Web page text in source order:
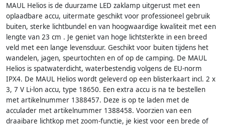
MAUL Helios is de duurzame LED zaklamp uitgerust met een
oplaadbare accu, uitermate geschikt voor professioneel gebruik
buiten, sterke lichtbundel en van hoogwaardige kwaliteit met een
lengte van 23 cm . Je geniet van hoge lichtsterkte in een breed
veld met een lange levensduur. Geschikt voor buiten tijdens het
wandelen, jagen, speurtochten en of op de camping. De MAUL
Helios is spatwaterdicht, waterbestendig volgens de EU-norm
IPX4. De MAUL Helios wordt geleverd op een blisterkaart incl. 2 x
3, 7 V Li-lon accu, type 18650. Een extra accu is na te bestellen
met artikelnummer 1388457. Deze is op te laden met de
acculader met artikelnummer 1388458. Voorzien van een
draaibare lichtkop met zoom-functie, je kiest voor een brede of